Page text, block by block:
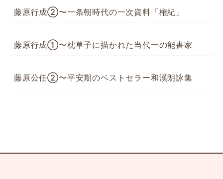
藤原行成②〜一条朝時代の一次資料「権紀」
藤原行成①〜枕草子に描かれた当代一の能書家
藤原公任②〜平安期のベストセラー和漢朗詠集